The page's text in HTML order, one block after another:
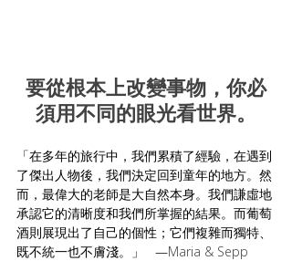
要從根本上改變事物，你必
須用不同的眼光看世界。
「在多年的旅行中，我們累積了經驗，在遇到
了傑出人物後，我們決定回到童年的地方。然
而，最偉大的老師是大自然本身。我們謙虛地
承認它的清晰度和我們所掌握的結果。而葡萄
酒則展現出了自己的個性；它們複雜而獨特、
既不統一也不膚淺。」   —Maria & Sepp